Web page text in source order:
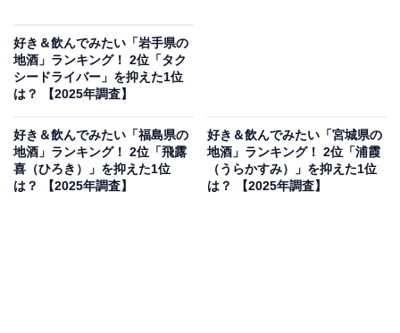
調査期間：2025年11月27〜28日
調査方法：インターネット調査
調査対象：全国20〜70代の男女250人
※本調査は全国250人を対象に実施したもので、結
果は回答者の意見を集計したものであり、全体の意
見を断定的に示すものではありません
好き＆飲んでみたい「岩手県の
地酒」ランキング！ 2位「タク
シードライバー」を抑えた1位
は？ 【2025年調査】
好き＆飲んでみたい「福島県の
地酒」ランキング！ 2位「飛露
喜（ひろき）」を抑えた1位
は？ 【2025年調査】
好き＆飲んでみたい「宮城県の
地酒」ランキング！ 2位「浦霞
（うらかすみ）」を抑えた1位
は？ 【2025年調査】